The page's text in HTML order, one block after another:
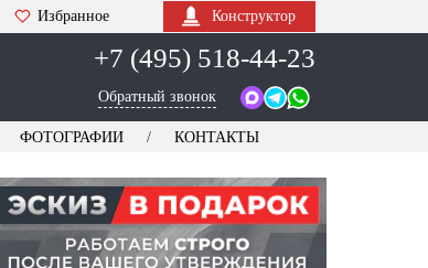
Избранное Конструктор
+7 (495) 518-44-23
Обратный звонок
ФОТОГРАФИИ КОНТАКТЫ